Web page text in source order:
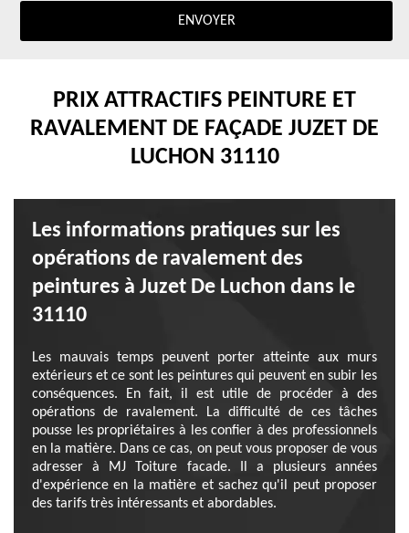
PRIX ATTRACTIFS PEINTURE ET
RAVALEMENT DE FAÇADE JUZET DE
LUCHON 31110
Les informations pratiques sur les
opérations de ravalement des
peintures à Juzet De Luchon dans le
31110
Les mauvais temps peuvent porter atteinte aux murs
extérieurs et ce sont les peintures qui peuvent en subir les
conséquences. En fait, il est utile de procéder à des
opérations de ravalement. La difficulté de ces tâches
pousse les propriétaires à les confier à des professionnels
en la matière. Dans ce cas, on peut vous proposer de vous
adresser à MJ Toiture facade. Il a plusieurs années
d'expérience en la matière et sachez qu'il peut proposer
des tarifs très intéressants et abordables.